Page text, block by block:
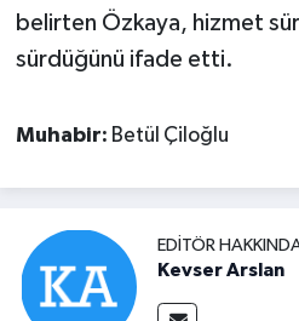
belirten Özkaya, hizmet
sürdüğünü ifade etti.
Muhabir: Betül Çiloğlu
EDITÖR
Kevser Arslan